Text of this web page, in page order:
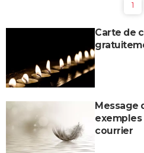
1
Carte de
Message
courrier